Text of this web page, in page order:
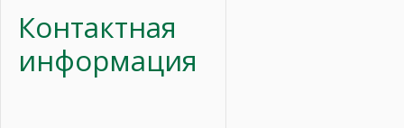
Контактная
информация